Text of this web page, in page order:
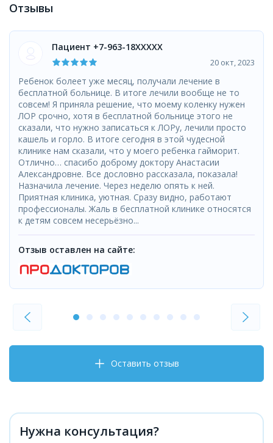
Отзывы
Пациент +7-963-18XXXXX
20 окт, 2023
Ребенок болеет уже месяц, получали лечение в
бесплатной больнице. В итоге лечили вообще не то
совсем! Я приняла решение, что моему коленку нужен
ЛОР срочно, хотя в бесплатной больнице этого не
сказали, что нужно записаться к ЛОРу, лечили просто
кашель и горло. В итоге сегодня в этой чудесной
клинике нам сказали, что у моего ребенка гайморит.
Отлично… спасибо доброму доктору Анастасии
Александровне. Все дословно рассказала, показала!
Назначила лечение. Через неделю опять к ней.
Приятная клиника, уютная. Сразу видно, работают
профессионалы. Жаль в бесплатной клинике относятся
к детям совсем несерьёзно...
Отзыв оставлен на сайте:
Оставить отзыв
Нужна консультация?